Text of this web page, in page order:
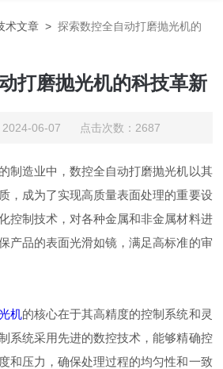
术文章 >探索数控全自动打磨抛光机的
打磨抛光机的科技革新
2024-06-07 点击次数：2687
造业中，数控全自动打磨抛光机以其
，成为了实现高质量表面处理的重要设
控制技术，对各种金属和非金属材料进
产品的表面光滑如镜，满足高标准的审
机的核心在于其高精度的控制系统和灵
系统采用先进的数控技术，能够精确控
和压力，确保处理过程的均匀性和一致